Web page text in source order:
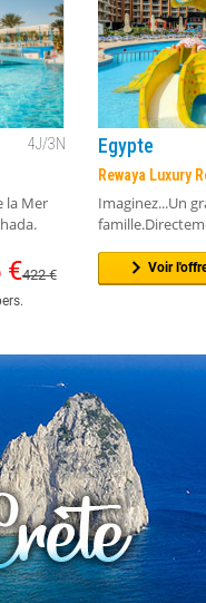
4J/3N
la Mer
€422€
Egypte
Rewaya Luxury
Imaginez...Un
Voir